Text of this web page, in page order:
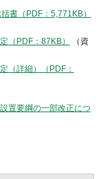
書（PDF：5,771KB）
（PDF：87KB）
（資
（詳細）（PDF：
置要綱の一部改正につ